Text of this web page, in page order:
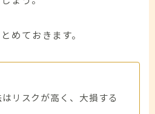
めておきます。
リスクが高く、大損する